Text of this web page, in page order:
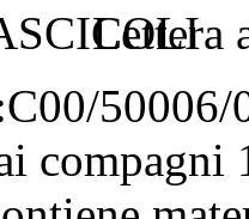
Lettera
C00/50006/
compagni